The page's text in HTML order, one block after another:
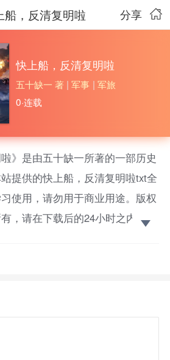
分享
船，反清复明啦
快上船，反清复明啦
五十缺一 著 |军事 | 军旅
0·连载
》是由五十缺一所著的一部历史
提供的快上船，反清复明啦txt全
使用，请勿用于商业用途。版权
，请在下载后的24小时之内删
，美洲的领导者，钢铁无畏舰的
大明第二帝国皇帝陛下朱再